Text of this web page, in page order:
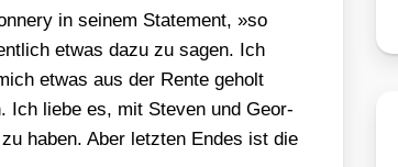
in sei­nem State­ment, »so
etwas dazu zu sagen. Ich
etwas aus der Ren­te geholt
Ich lie­be es, mit Ste­ven und Geor­
haben. Aber letz­ten Endes ist die